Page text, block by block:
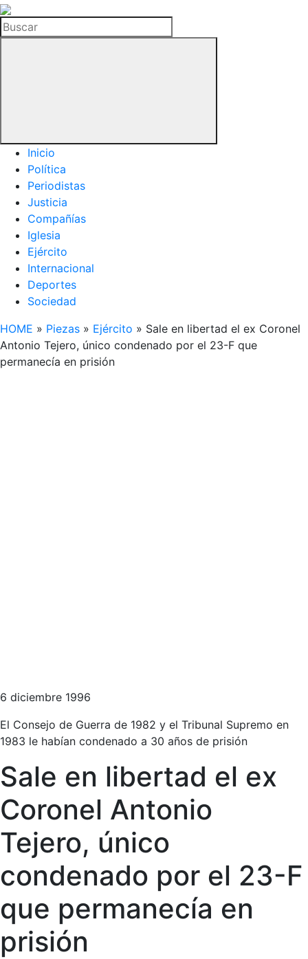
La
Hemeroteca
del
Buscar
Inicio
Política
Periodistas
Justicia
Compañías
Iglesia
Ejército
Internacional
Deportes
Sociedad
HOME » Piezas » Ejército » Sale en libertad el ex Coronel
Antonio Tejero, único condenado por el 23-F que
permanecía en prisión
6 diciembre 1996
El Consejo de Guerra de 1982 y el Tribunal Supremo en
1983 le habían condenado a 30 años de prisión
Sale en libertad el ex
Coronel Antonio
Tejero, único
condenado por el 23-F
que permanecía en
prisión